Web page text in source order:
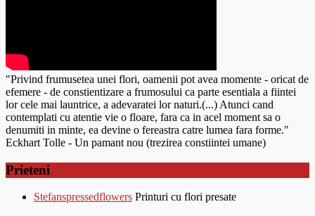
"Privind frumusetea unei flori, oamenii pot avea momente - oricat de
efemere - de constientizare a frumosului ca parte esentiala a fiintei
lor cele mai launtrice, a adevaratei lor naturi.(...) Atunci cand
contemplati cu atentie vie o floare, fara ca in acel moment sa o
denumiti in minte, ea devine o fereastra catre lumea fara forme."
Eckhart Tolle - Un pamant nou (trezirea constiintei umane)
Prieteni
Stefanspressedflowers Printuri cu flori presate